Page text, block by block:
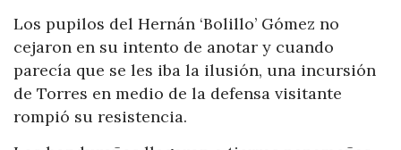
Los pupilos del Hernán ‘Bolillo’ Gómez no
cejaron en su intento de anotar y cuando
parecía que se les iba la ilusión, una incursión
de Torres en medio de la defensa visitante
rompió su resistencia.